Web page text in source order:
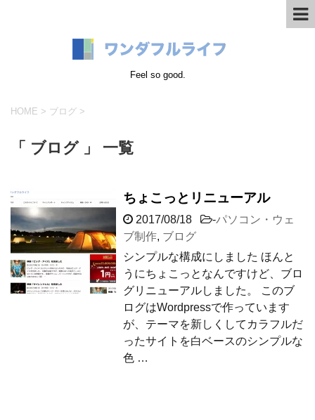
Feel so good.
HOME > ブログ >
「 ブログ 」 一覧
ちょこっとリニューアル
2017/08/18 -パソコン・ウェ
ブ制作, ブログ
シンプルな構成にしました ほんと
うにちょこっとなんですけど、ブロ
グリニューアルしました。 このブ
ログはWordpressで作っています
が、テーマを新しくしてカラフルだ
ったサイトを白ベースのシンプルな
色 …